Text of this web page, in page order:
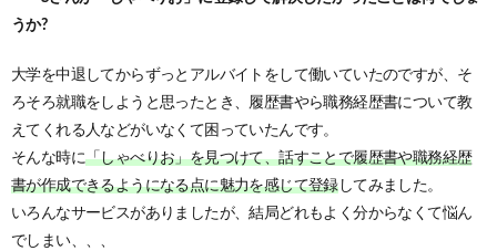
うか?
大学を中退してからずっとアルバイトをして働いていたのですが、そ
ろそろ就職をしようと思ったとき、履歴書やら職務経歴書について教
えてくれる人などがいなくて困っていたんです。
そんな時に「しゃべりお」を見つけて、話すことで履歴書や職務経歴
書が作成できるようになる点に魅力を感じて登録してみました。
いろんなサービスがありましたが、結局どれもよく分からなくて悩ん
でしまい、、、